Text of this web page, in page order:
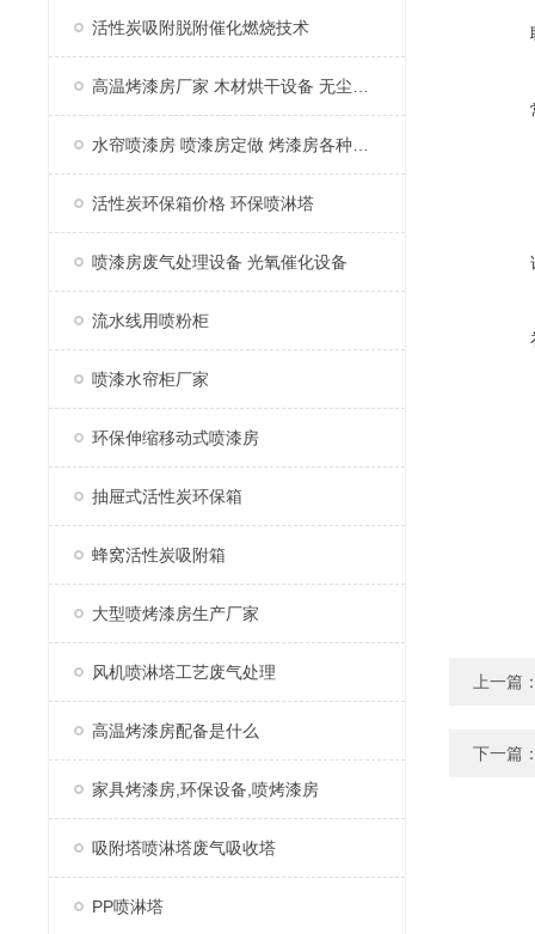
活性炭吸附脱附催化燃烧技术
活性炭环保箱价格 环保喷淋塔
喷漆房废气处理设备 光氧催化设备
流水线用喷粉柜
喷漆水帘柜厂家
环保伸缩移动式喷漆房
抽屉式活性炭环保箱
蜂窝活性炭吸附箱
大型喷烤漆房生产厂家
风机喷淋塔工艺废气处理
高温烤漆房配备是什么
家具烤漆房,环保设备,喷烤漆房
吸附塔喷淋塔废气吸收塔
PP喷淋塔
上一篇
下一篇